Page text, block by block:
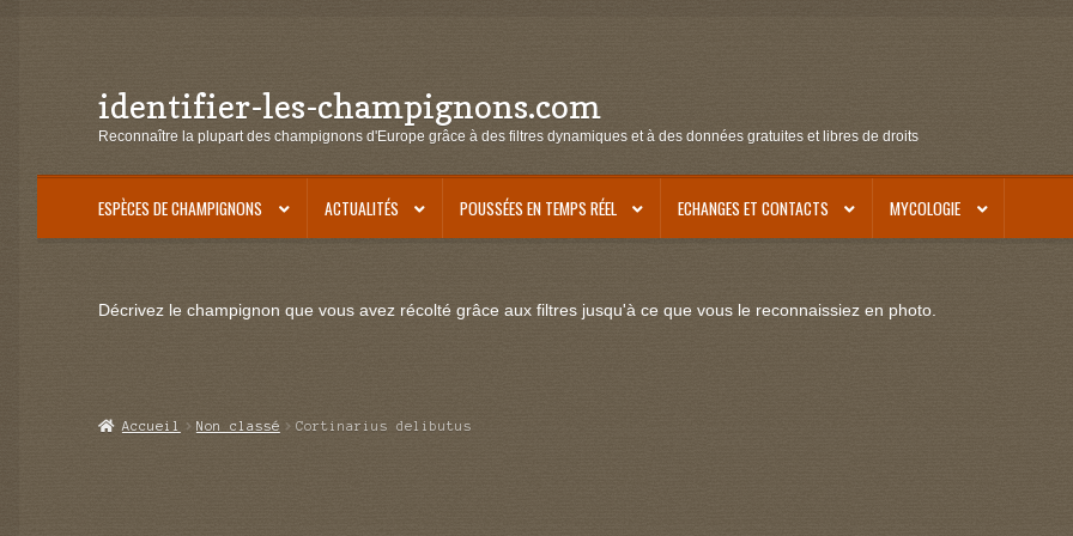
Aller
à
navigation
Aller
au
identifier-les-champignons.com
Reconnaître la plupart des champignons d'Europe grâce à des filtres dynamiques et à des données gratuites et libres de droits
ESPÈCES DE CHAMPIGNONS ACTUALITÉS POUSSÉES EN TEMPS RÉEL ECHANGES ET CONTACTS MYCOLOGIE
Décrivez le champignon que vous avez récolté grâce aux filtres jusqu'à ce que vous le reconnaissiez en photo.
Accueil Non classé Cortinarius delibutus